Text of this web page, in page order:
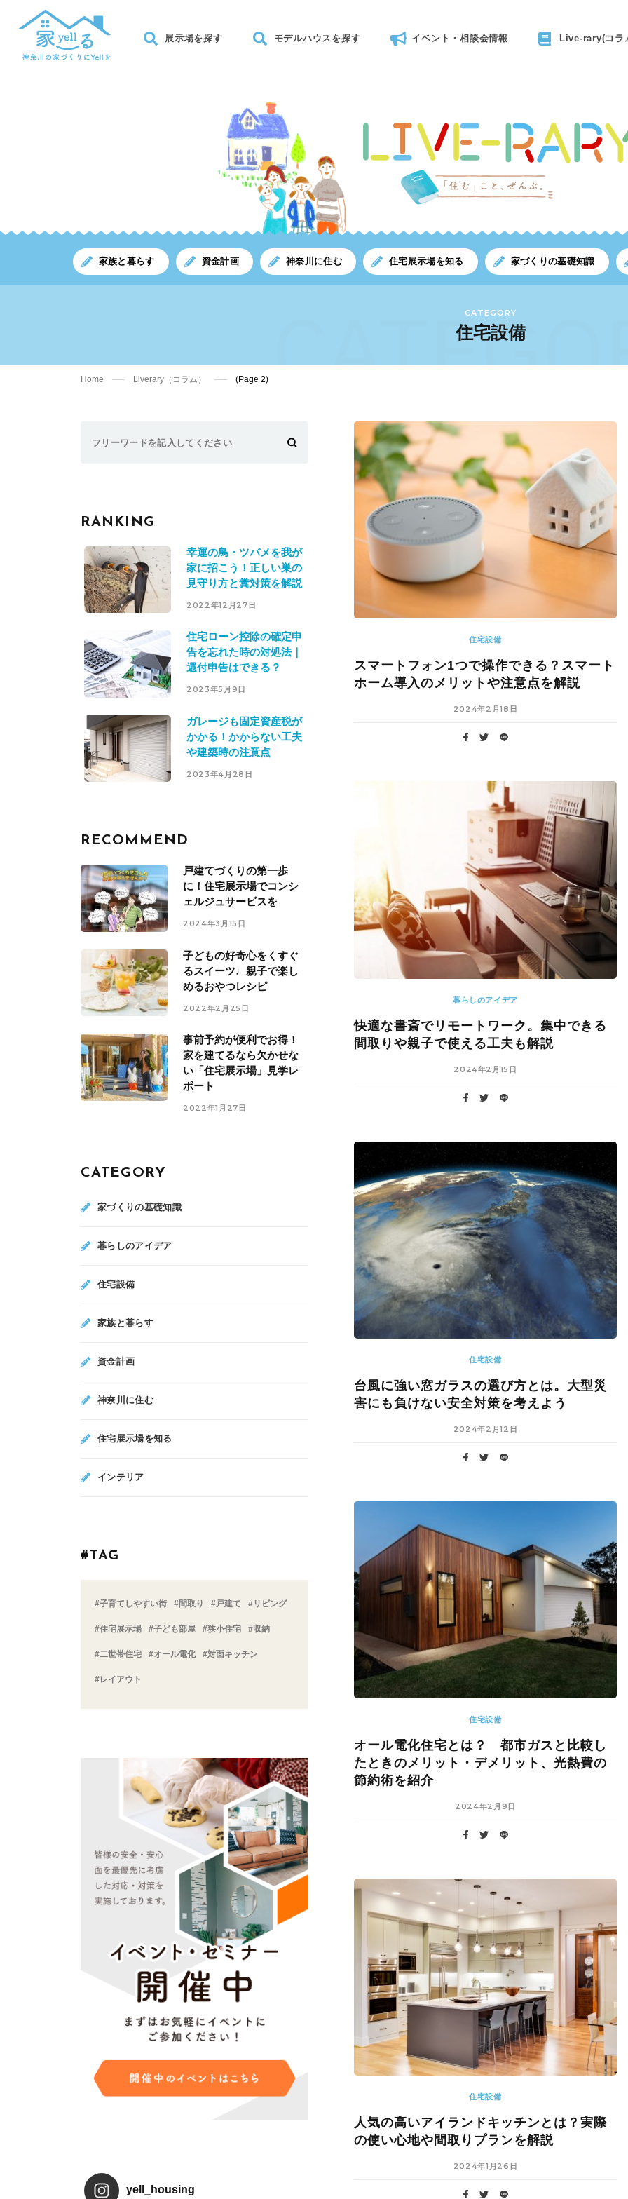
展示場を探す モデルハウスを探す イベント・相談会情報 Live-rary(コラ
家族と暮らす 資金計画 神奈川に住む 住宅展示場を知る 家づくりの基礎知識
CATEGORY
住宅設備
Home Liverary（コラム） (Page 2)
for:
RANKING
幸運の鳥・ツバメを我が
家に招こう！正しい巣の
見守り方と糞対策を解説
2022年12月27日
住宅ローン控除の確定申
告を忘れた時の対処法｜
還付申告はできる？
2023年5月9日
ガレージも固定資産税が
かかる！かからない工夫
や建築時の注意点
2023年4月28日
RECOMMEND
戸建てづくりの第一歩
に！住宅展示場でコンシ
ェルジュサービスを
2024年3月15日
子どもの好奇心をくすぐ
るスイーツ♩親子で楽し
めるおやつレシピ
2022年2月25日
事前予約が便利でお得！
家を建てるなら欠かせな
い「住宅展示場」見学レ
ポート
2022年1月27日
CATEGORY
家づくりの基礎知識
暮らしのアイデア
住宅設備
家族と暮らす
資金計画
神奈川に住む
住宅展示場を知る
インテリア
#TAG
#子育てしやすい街 #間取り #戸建て #リビング
#住宅展示場 #子ども部屋 #狭小住宅 #収納
#二世帯住宅 #オール電化 #対面キッチン
#レイアウト
yell_housing
住宅設備
スマートフォン1つで操作できる？スマート
ホーム導入のメリットや注意点を解説
2024年2月18日
暮らしのアイデア
快適な書斎でリモートワーク。集中できる
間取りや親子で使える工夫も解説
2024年2月15日
住宅設備
台風に強い窓ガラスの選び方とは。大型災
害にも負けない安全対策を考えよう
2024年2月12日
住宅設備
オール電化住宅とは？ 都市ガスと比較し
たときのメリット・デメリット、光熱費の
節約術を紹介
2024年2月9日
住宅設備
人気の高いアイランドキッチンとは？実際
の使い心地や間取りプランを解説
2024年1月26日